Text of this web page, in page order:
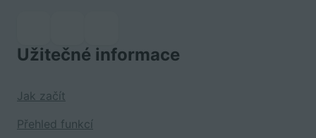
Užitečné informace
Jak začít
Přehled funkcí